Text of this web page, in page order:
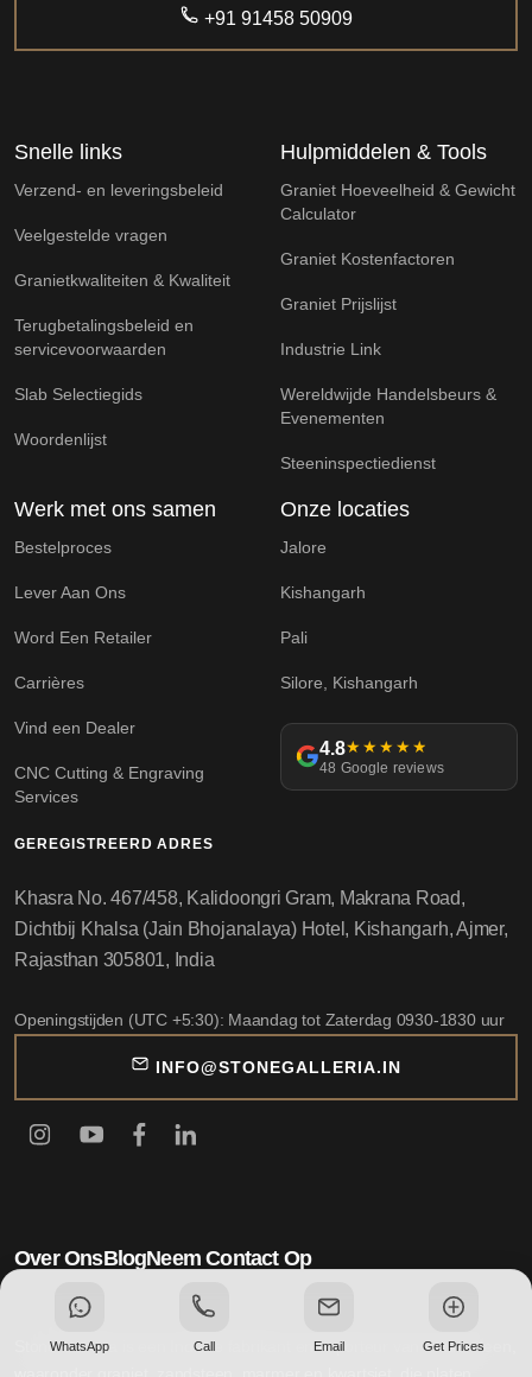
+91 91458 50909
Snelle links
Verzend- en leveringsbeleid
Veelgestelde vragen
Granietkwaliteiten & Kwaliteit
Terugbetalingsbeleid en
servicevoorwaarden
Slab Selectiegids
Woordenlijst
Hulpmiddelen & Tools
Graniet Hoeveelheid & Gewicht
Calculator
Graniet Kostenfactoren
Graniet Prijslijst
Industrie Link
Wereldwijde Handelsbeurs &
Evenementen
Steeninspectiedienst
Werk met ons samen
Bestelproces
Lever Aan Ons
Word Een Retailer
Carrières
Vind een Dealer
CNC Cutting & Engraving
Services
Onze locaties
Jalore
Kishangarh
Pali
Silore, Kishangarh
4.8★★★★★
48 Google reviews
Over OnsBlogNeem Contact Op
Stone Galleria is een Indiase fabrikant en exporteur van natuursteen,
GEREGISTREERD ADRES
Khasra No. 467/458, Kalidoongri Gram, Makrana Road,
Dichtbij Khalsa (Jain Bhojanalaya) Hotel, Kishangarh, Ajmer,
Rajasthan 305801, India
Openingstijden (UTC +5:30): Maandag tot Zaterdag 0930-1830 uur
INFO@STONEGALLERIA.IN
WhatsApp Call Email Get Prices